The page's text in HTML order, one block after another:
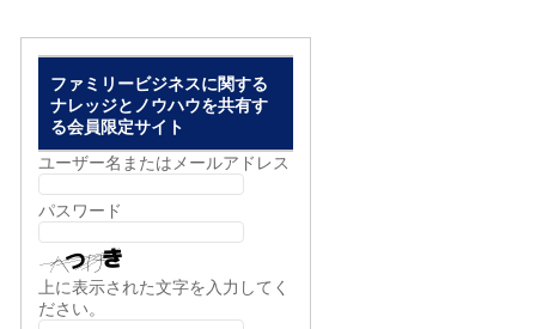
ファミリービジネスに関する
ナレッジとノウハウを共有す
る会員限定サイト
ユーザー名またはメールアドレス
パスワード
上に表示された文字を入力してく
ださい。